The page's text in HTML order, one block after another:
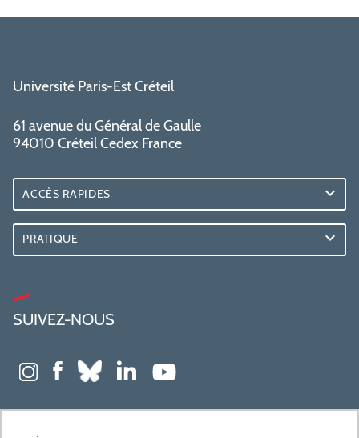
Université Paris-Est Créteil
61 avenue du Général de Gaulle
94010 Créteil Cedex France
ACCÈS RAPIDES
PRATIQUE
SUIVEZ-NOUS